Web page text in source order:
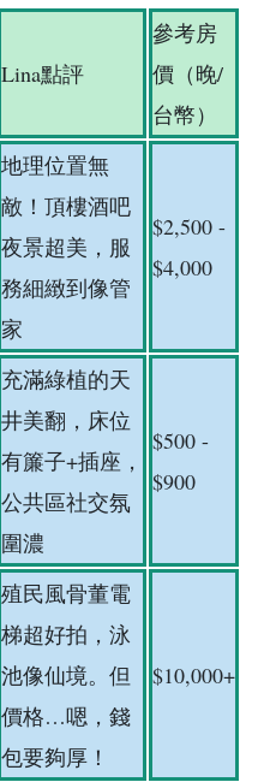
Lina點評
參考房
價（晚/
台幣）
地理位置無
敵！頂樓酒吧
夜景超美，服
務細緻到像管
家
$2,500 -
$4,000
充滿綠植的天
井美翻，床位
有簾子+插座，
公共區社交氛
圍濃
$500 -
$900
殖民風骨董電
梯超好拍，泳
池像仙境。但
價格…嗯，錢
包要夠厚！
$10,000+